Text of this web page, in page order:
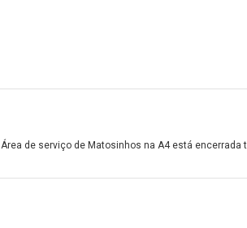
Área de serviço de Matosinhos na A4 está